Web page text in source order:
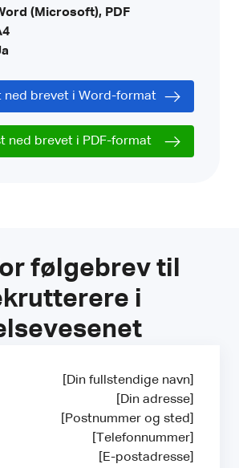
(Microsoft), PDF
ned brevet i Word-format
ned brevet i PDF-format
følgebrev til
i
[Din fullstendige navn]
[Din adresse]
[Postnummer og sted]
[Telefonnummer]
[E-postadresse]